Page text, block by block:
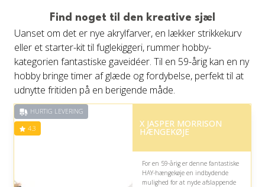
Fremragende Trustpilot rating
på 4.5 ud af 5
Find noget til den kreative sjæl
Uanset om det er nye akrylfarver, en lækker strikkekurv
eller et starter-kit til fuglekiggeri, rummer hobby-
kategorien fantastiske gaveidéer. Til en 59-årig kan en ny
hobby bringe timer af glæde og fordybelse, perfekt til at
udnytte fritiden på en berigende måde.
HURTIG LEVERING
4.3 X JASPER MORRISON
HÆNGEKØJE
For en 59-årig er denne fantastiske
HAY-hængekøje en indbydende
mulighed for at nyde afslappende